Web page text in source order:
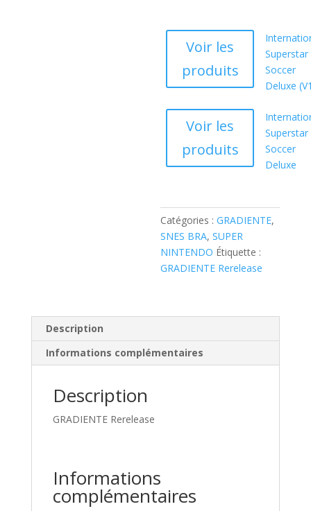
Voir les
produits
Superstar
Soccer
Deluxe
Voir les
produits
Superstar
Soccer
Deluxe
Catégories :GRADIENTE,
SNES BRA,SUPER
NINTENDO Étiquette :
GRADIENTE Rerelease
Description
Informations complémentaires
Description
GRADIENTE Rerelease
Informations
complémentaires